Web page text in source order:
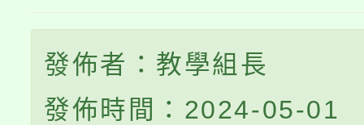
發佈者：教學組長
發佈時間：2024-05-01